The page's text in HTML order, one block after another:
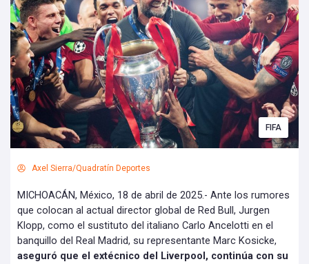
FIFA
Axel Sierra/Quadratín Deportes
MICHOACÁN, México, 18 de abril de 2025.- Ante los rumores
que colocan al actual director global de Red Bull, Jurgen
Klopp, como el sustituto del italiano Carlo Ancelotti en el
banquillo del Real Madrid, su representante Marc Kosicke,
aseguró que el extécnico del Liverpool, continúa con su